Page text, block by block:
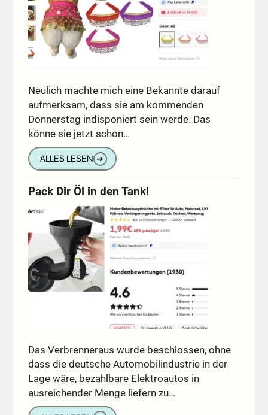
Neulich machte mich eine Bekannte darauf
aufmerksam, dass sie am kommenden
Donnerstag indisponiert sein werde. Das
könne sie jetzt schon…
ALLES LESEN ➔
Pack Dir Öl in den Tank!
Das Verbrenneraus wurde beschlossen, ohne
dass die deutsche Automobilindustrie in der
Lage wäre, bezahlbare Elektroautos in
ausreichender Menge liefern zu…